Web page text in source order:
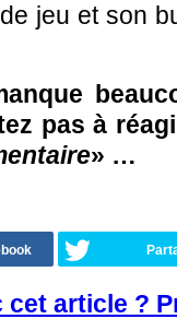
jeu et son
pas à
» …
cet article ?